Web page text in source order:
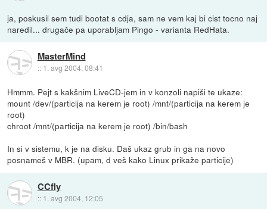
ja, poskusil sem tudi bootat s cdja, sam ne vem kaj bi cist tocno naj
naredil... drugače pa uporabljam Pingo - varianta RedHata.
MasterMind
:: 1. avg 2004, 08:41
Hmmm. Pejt s kakšnim LiveCD-jem in v konzoli napiši te ukaze:
mount /dev/(particija na kerem je root) /mnt/(particija na kerem je
root)
chroot /mnt/(particija na kerem je root) /bin/bash
In si v sistemu, k je na disku. Daš ukaz grub in ga na novo
posnameš v MBR. (upam, d veš kako Linux prikaže particije)
CCfly
:: 1. avg 2004, 12:05